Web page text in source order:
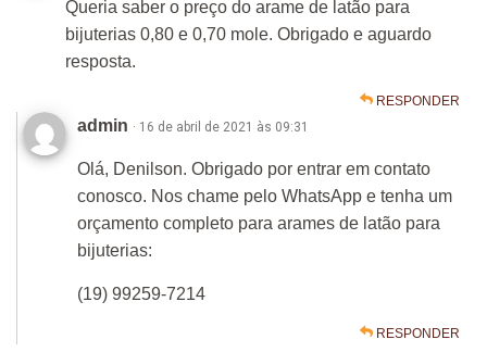
Queria saber o preço do arame de latão para
bijuterias 0,80 e 0,70 mole. Obrigado e aguardo
resposta.
RESPONDER
admin · 16 de abril de 2021 às 09:31
Olá, Denilson. Obrigado por entrar em contato
conosco. Nos chame pelo WhatsApp e tenha um
orçamento completo para arames de latão para
bijuterias:
(19) 99259-7214
RESPONDER